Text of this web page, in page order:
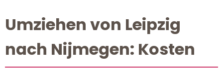
Umziehen von Leipzig
nach Nijmegen: Kosten